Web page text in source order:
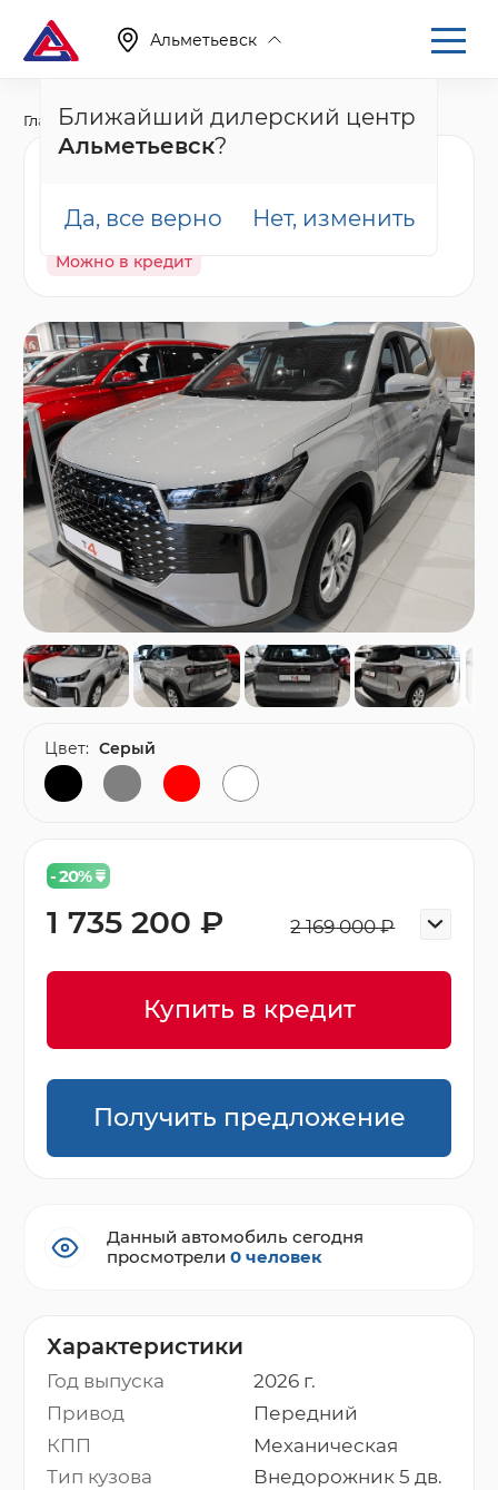
Альметьевск
Ближайший дилерский центр
Альметьевск?
Да, все верно Нет, изменить
Главная Каталог Новые автомобили T4
В наличии Спецпредложение
Гарантия
Можно в кредит
Характеристики
Год выпуска
2026 г.
Привод
Передний
КПП
Механическая
Тип кузова
Внедорожник 5 дв.
- 20%
2 169 000 ₽
1 735 200 ₽
Купить в кредит
Получить предложение
Цвет: Серый
Данный автомобиль сегодня
просмотрели0 человек